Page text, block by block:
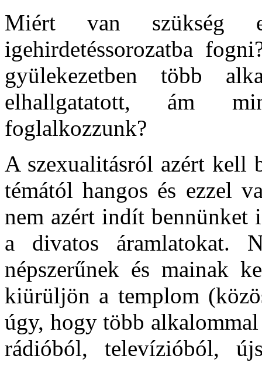
Miért van szükség
igehirdetéssorozatba
gyülekezetben több
elhallgatatott, ám
foglalkozzunk?
A szexualitásról azért kell
témától hangos és ezzel
nem azért indít bennünket
a divatos áramlatokat.
népszerűnek és mainak
kiürüljön a templom
úgy, hogy több
rádióból, televízióból,